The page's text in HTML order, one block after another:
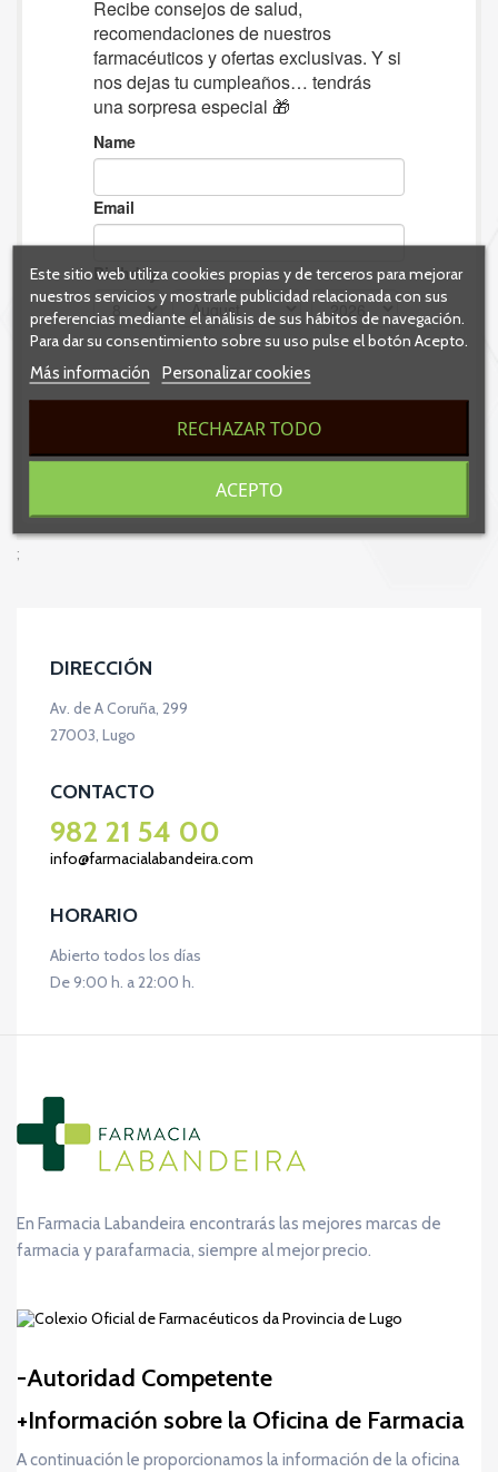
;
DIRECCIÓN
Av. de A Coruña, 299
27003, Lugo
CONTACTO
982 21 54 00
info@farmacialabandeira.com
HORARIO
Abierto todos los días
De 9:00 h. a 22:00 h.
En Farmacia Labandeira encontrarás las mejores marcas de
farmacia y parafarmacia, siempre al mejor precio.
Autoridad Competente
Información sobre la Oficina de Farmacia
A continuación le proporcionamos la información de la oficina
Este sitio web utiliza cookies propias y de terceros para mejorar
nuestros servicios y mostrarle publicidad relacionada con sus
preferencias mediante el análisis de sus hábitos de navegación.
Para dar su consentimiento sobre su uso pulse el botón Acepto.
Más información
Personalizar cookies
RECHAZAR TODO
ACEPTO